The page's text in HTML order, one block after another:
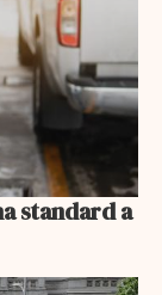
standard a